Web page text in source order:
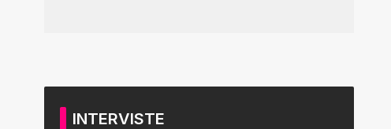
INTERVISTE